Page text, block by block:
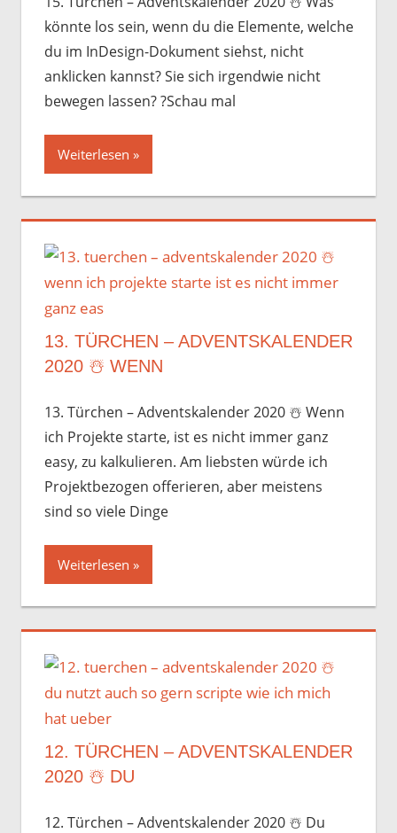
könnte los sein, wenn du die Elemente, welche
du im InDesign-Dokument siehst, nicht
anklicken kannst? Sie sich irgendwie nicht
bewegen lassen? ?Schau mal
Weiterlesen
13. TÜRCHEN – ADVENTSKALENDER
2020 ☃️️ WENN
13. Türchen – Adventskalender 2020 ☃️️ Wenn
ich Projekte starte, ist es nicht immer ganz
easy, zu kalkulieren. Am liebsten würde ich
Projektbezogen offerieren, aber meistens
sind so viele Dinge
Weiterlesen
12. TÜRCHEN – ADVENTSKALENDER
2020 ☃️️ DU
12. Türchen – Adventskalender 2020 ☃️️ Du